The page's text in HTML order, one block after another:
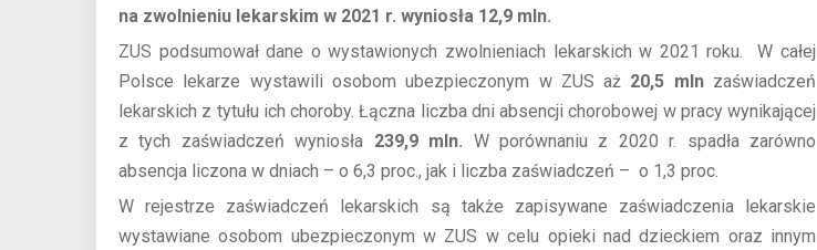
na zwolnieniu lekarskim w 2021 r. wyniosła 12,9 mln.
ZUS podsumował dane o wystawionych zwolnieniach lekarskich w 2021 roku. W całej
Polsce lekarze wystawili osobom ubezpieczonym w ZUS aż 20,5 mlnzaświadczeń
lekarskich z tytułu ich choroby. Łączna liczba dni absencji chorobowej w pracy wynikającej
z tych zaświadczeń wyniosła 239,9 mln. W porównaniu z 2020 r. spadła zarówno
absencja liczona w dniach – o 6,3 proc., jak i liczba zaświadczeń – o 1,3 proc.
W rejestrze zaświadczeń lekarskich są także zapisywane zaświadczenia lekarskie
wystawiane osobom ubezpieczonym w ZUS w celu opieki nad dzieckiem oraz innym